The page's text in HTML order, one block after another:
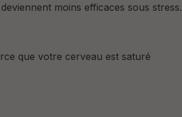
moins efficaces sous stress.
que votre cerveau est saturé